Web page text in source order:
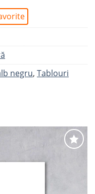
negru, Tablouri